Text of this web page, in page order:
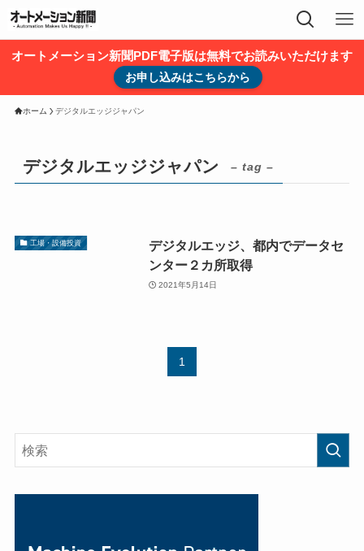
オートメーション新聞PDF電子版は無料でお読みいただけます
お申し込みはこちらから
ホーム デジタルエッジジャパン
デジタルエッジジャパン – tag –
工場・設備投資
デジタルエッジ、都内でデータセ
ンター２カ所取得
2021年5月14日
1